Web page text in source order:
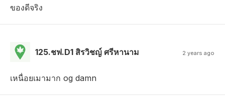
ของดีจริง
125.ชฟ.D1 สิรวิชญ์ ศรีหานาม 2 years ago
เหนื่อยเมามาก og damn